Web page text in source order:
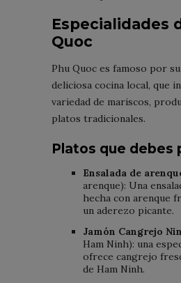
Especialidades
Quoc
Phu Quoc es famoso por
deliciosa cocina local, que
variedad de mariscos,
platos tradicionales.
Platos que debes
Ensalada de
arenque): Una
hecha con arenque
un aderezo picante.
Jamón Cangrejo
Ham Ninh): una
ofrece cangrejo
de Ham Ninh.